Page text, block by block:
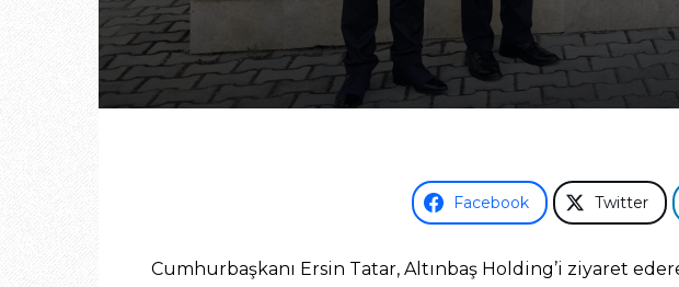
Facebook Twitter
Cumhurbaşkanı Ersin Tatar, Altınbaş Holding’i ziyaret